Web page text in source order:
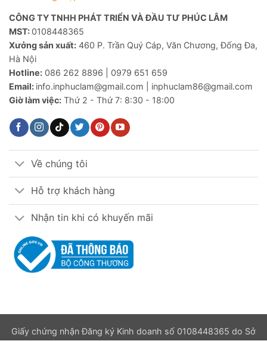
CÔNG TY TNHH PHÁT TRIỂN VÀ ĐẦU TƯ PHÚC LÂM
MST: 0108448365
Xưởng sản xuất: 460 P. Trần Quý Cáp, Văn Chương, Đống Đa,
Hà Nội
Hotline: 086 262 8896 | 0979 651 659
Email: info.inphuclam@gmail.com | inphuclam86@gmail.com
Giờ làm việc: Thứ 2 - Thứ 7: 8:30 - 18:00
Về chúng tôi
Hỗ trợ khách hàng
Nhận tin khi có khuyến mãi
Giấy chứng nhận Đăng ký Kinh doanh số 0108448365 do Sở